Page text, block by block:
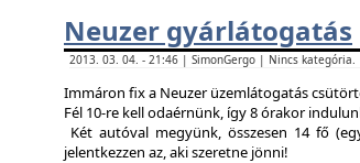
Neuzer gyárlátogatás
2013. 03. 04. - 21:46 | SimonGergo | Nincs kategória.
Immáron fix a Neuzer üzemlátogatás
Fél 10-re kell odaérnünk, így 8 órakor
Két autóval megyünk, összesen 14 fő
jelentkezzen az, aki szeretne jönni!